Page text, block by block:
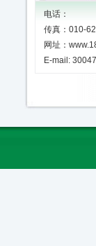
电话：
传真：010-
网址：
E-mail: